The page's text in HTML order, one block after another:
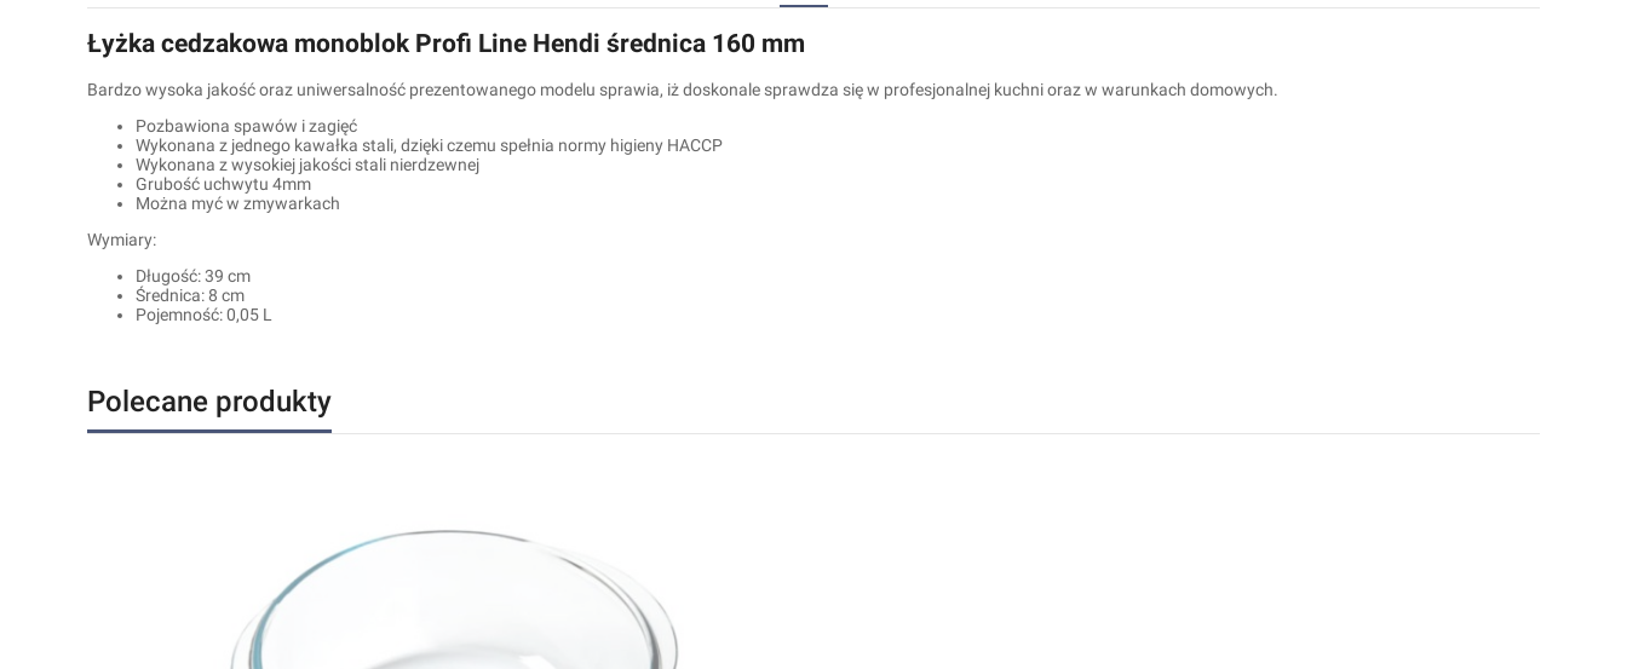
Łyżka cedzakowa monoblok Profi Line Hendi średnica 160 mm
Bardzo wysoka jakość oraz uniwersalność prezentowanego modelu sprawia, iż doskonale sprawdza się w profesjonalnej kuchni oraz w warunkach domowych.
Pozbawiona spawów i zagięć
Wykonana z jednego kawałka stali, dzięki czemu spełnia normy higieny HACCP
Wykonana z wysokiej jakości stali nierdzewnej
Grubość uchwytu 4mm
Można myć w zmywarkach
Wymiary:
Długość: 39 cm
Średnica: 8 cm
Pojemność: 0,05 L
Polecane produkty